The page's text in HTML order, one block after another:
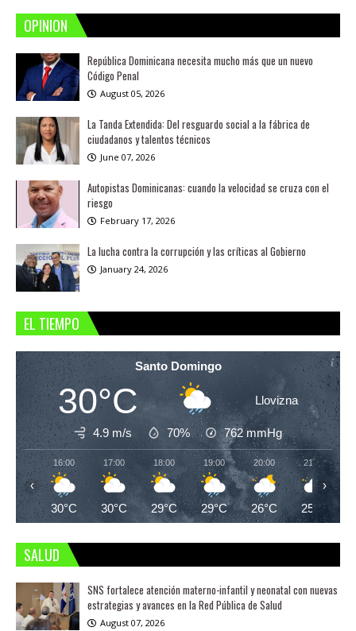
OPINION
República Dominicana necesita mucho más que un nuevo
Código Penal
August 05, 2026
La Tanda Extendida: Del resguardo social a la fábrica de
ciudadanos y talentos técnicos
June 07, 2026
Autopistas Dominicanas: cuando la velocidad se cruza con el
riesgo
February 17, 2026
La lucha contra la corrupción y las críticas al Gobierno
January 24, 2026
EL TIEMPO
Santo Domingo
30°C Llovizna
4.9 m/s 70% 762mmHg
16:00
30°C
17:00
30°C
18:00
29°C
19:00
29°C
20:00
26°C
21:00
25°C
‹ ›
SALUD
SNS fortalece atención materno-infantil y neonatal con nuevas
estrategias y avances en la Red Pública de Salud
August 07, 2026